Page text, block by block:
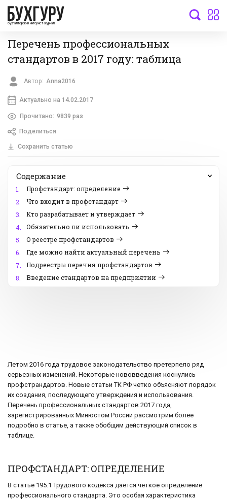
бухгалтерский интернет-журнал
Перечень профессиональных
стандартов в 2017 году: таблица
Автор: Anna2016
Актуально на 14.02.2017
Прочитано: 9839 раз
Поделиться
Сохранить статью
Содержание
1.
Профстандарт: определение
2.
Что входит в профстандарт
3.
Кто разрабатывает и утверждает
4.
Обязательно ли использовать
5.
О реестре профстандартов
6.
Где можно найти актуальный перечень
7.
Подреестры перечня профстандартов
8.
Введение стандартов на предприятии
Летом 2016 года трудовое законодательство претерпело ряд
серьезных изменений. Некоторые нововведения коснулись
профстрандартов. Новые статьи ТК РФ четко объясняют порядок
их создания, последующего утверждения и использования.
Перечень профессиональных стандартов 2017 года,
зарегистрированных Минюстом России рассмотрим более
подробно в статье, а также обобщим действующий список в
таблице.
ПРОФСТАНДАРТ: ОПРЕДЕЛЕНИЕ
В статье 195.1 Трудового кодекса дается четкое определение
профессионального стандарта. Это особая характеристика